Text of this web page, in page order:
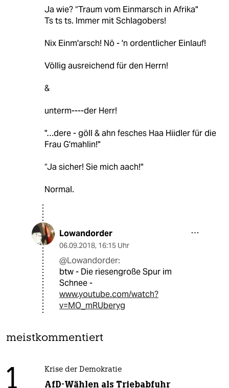
Ja wie? “Traum vom Einmarsch in Afrika"
Ts ts ts. Immer mit Schlagobers!
Nix Einm'arsch! Nö - 'n ordentlicher Einlauf!
Völlig ausreichend für den Herrn!
&
unterm----der Herr!
"…dere - göll & ahn fesches Haa Hiidler für die
Frau G'mahlin!"
“Ja sicher! Sie mich aach!"
Normal.
Lowandorder
06.09.2018, 16:15 Uhr
@Lowandorder:
btw - Die riesengroße Spur im
Schnee -
www.youtube.com/watch?
v=MO_mRUberyg
meistkommentiert
1 Krise der Demokratie
AfD-Wählen als Triebabfuhr